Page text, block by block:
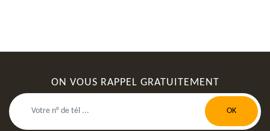
ON VOUS RAPPEL GRATUITEMENT